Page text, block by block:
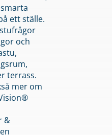
ett ställe.
och
terrass.
mer om
&